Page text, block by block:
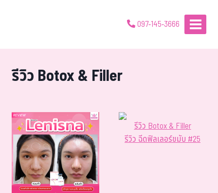
097-145-3666
รีวิว Botox & Filler
รีวิว Botox & Filler
รีวิว ฉีดฟิลเลอร์ขมับ #25